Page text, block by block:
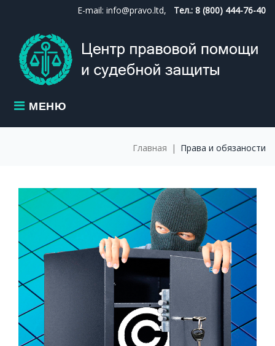
content
E-mail: info@pravo.ltd, Тел.: 8 (800) 444-76-40
МЕНЮ
Главная | Права и обязаности
МЕТКА:
ПРАВА
И